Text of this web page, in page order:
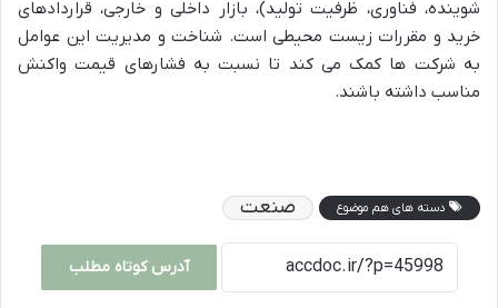
شوینده، فناوری، ظرفیت تولید)، بازار داخلی و خارجی، قراردادهای
خرید و مقررات زیست محیطی است. شناخت و مدیریت این عوامل
به شرکت ها کمک می کند تا نسبت به فشارهای قیمت واکنش
مناسب داشته باشند.
دسته های هم موضوع صنعت
آدرس کوتاه مطلب